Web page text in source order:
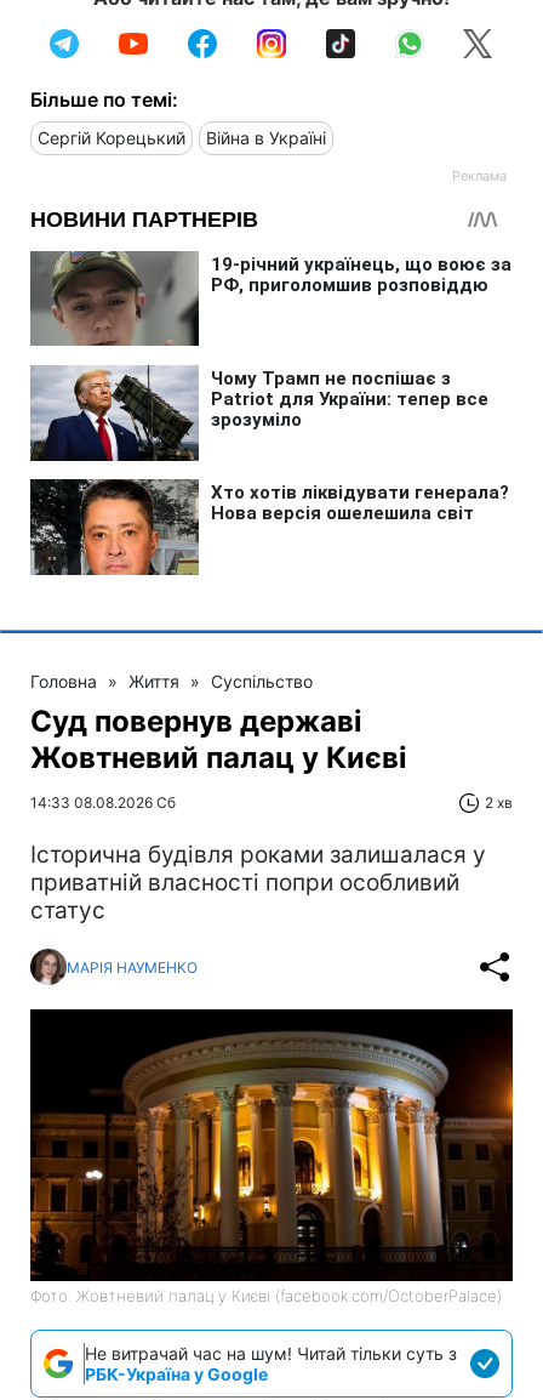
Більше по темі:
Сергій Корецький Війна в Україні
Головна » Життя » Суспільство
Суд повернув державі
Жовтневий палац у Києві
14:33 08.08.2026 Сб 2 хв
Історична будівля роками залишалася у
приватній власності попри особливий
статус
МАРІЯ НАУМЕНКО
Фото: Жовтневий палац у Києві (facebook.com/OctoberPalace)
Не витрачай час на шум! Читай тільки суть з
РБК-Україна у Google